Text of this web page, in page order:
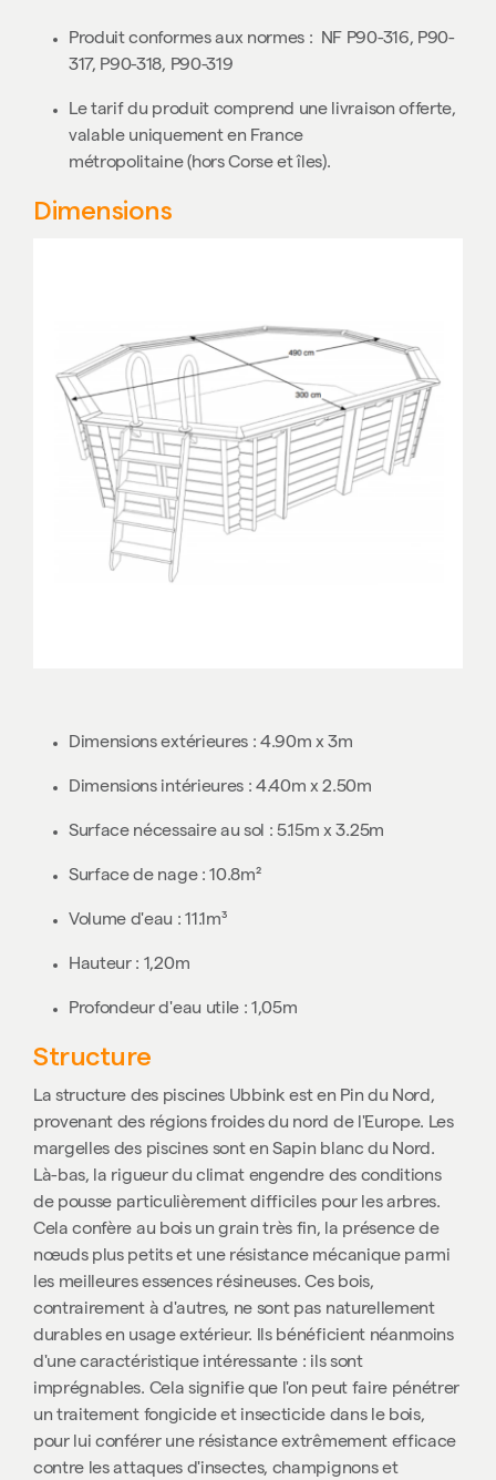
Produit conformes aux normes : NF P90-316, P90-
317, P90-318, P90-319
Le tarif du produit comprend une livraison offerte,
valable uniquement en France
métropolitaine(hors Corse et îles).
Dimensions
Dimensions extérieures : 4.90m x 3m
Dimensions intérieures : 4.40m x 2.50m
Surface nécessaire au sol : 5.15m x 3.25m
Surface de nage : 10.8m²
Volume d'eau : 11.1m³
Hauteur : 1,20m
Profondeur d'eau utile : 1,05m
Structure
La structure des piscines Ubbink est en Pin du Nord,
provenant des régions froides du nord de l'Europe. Les
margelles des piscines sont enSapin blanc du Nord.
Là-bas, la rigueur du climat engendre des conditions
de pousse particulièrement difficiles pour les arbres.
Cela confère au bois un grain très fin, la présence de
nœuds plus petits et une résistance mécanique parmi
les meilleures essences résineuses. Ces bois,
contrairement à d'autres, ne sont pas naturellement
durables en usage extérieur. Ils bénéficient néanmoins
d'une caractéristique intéressante : ils sont
imprégnables. Cela signifie que l'on peut faire pénétrer
un traitement fongicide et insecticide dans le bois,
pour lui conférer une résistance extrêmement efficace
contre les attaques d'insectes, champignons et